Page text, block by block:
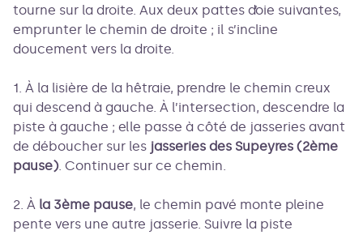
tourne sur la droite. Aux deux pattes d’oie suivantes,
emprunter le chemin de droite ; il s’incline
doucement vers la droite.
1. À la lisière de la hêtraie, prendre le chemin creux
qui descend à gauche. À l’intersection, descendre la
piste à gauche ; elle passe à côté de jasseries avant
de déboucher sur les jasseries des Supeyres (2ème
pause). Continuer sur ce chemin.
2. À la 3ème pause, le chemin pavé monte pleine
pente vers une autre jasserie. Suivre la piste